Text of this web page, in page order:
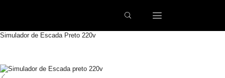
Simulador de Escada Preto 220v